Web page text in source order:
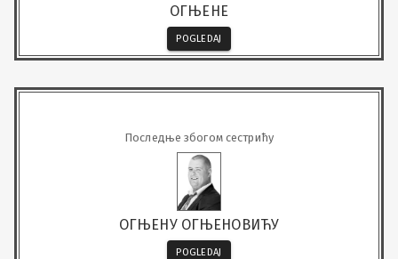
ОГЊЕНЕ
POGLEDAJ
Последње збогом сестрићу
ОГЊЕНУ ОГЊЕНОВИЋУ
POGLEDAJ